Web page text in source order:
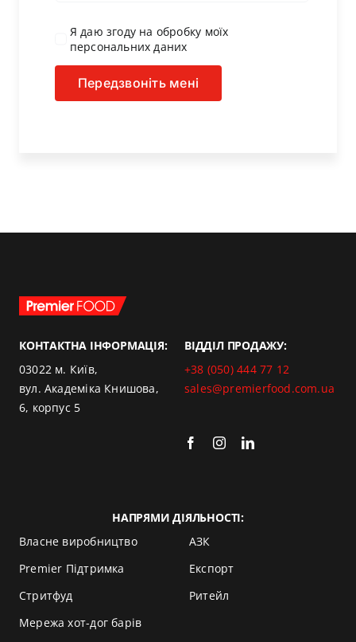
Я даю згоду на обробку моїх
персональних даних
Передзвоніть мені
КОНТАКТНА ІНФОРМАЦІЯ:
03022 м. Київ,
вул.Академіка Книшова,
6, корпус 5
ВІДДІЛ ПРОДАЖУ:
+38 (050) 444 77 12
sales@premierfood.com.ua
НАПРЯМИ ДІЯЛЬНОСТІ:
Власне виробництво
Premier Підтримка
Стритфуд
Мережа хот-дог барів
АЗК
Експорт
Ритейл